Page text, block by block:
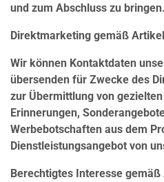
und zum Abschluss zu bringen.
Direktmarketing gemäß
Wir können Kontaktdaten
übersenden für Zwecke des
zur Übermittlung von
Erinnerungen,
Werbebotschaften aus dem
Dienstleistungsangebot von
Berechtigtes Interesse